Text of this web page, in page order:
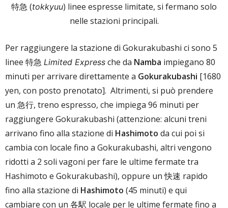
特急 (tokkyuu) linee espresse limitate, si fermano solo
nelle stazioni principali.
Per raggiungere la stazione di Gokurakubashi ci sono 5
linee 特急 Limited Express che da Namba impiegano 80
minuti per arrivare direttamente a Gokurakubashi [1680
yen, con posto prenotato]. Altrimenti, si può prendere
un 急行, treno espresso, che impiega 96 minuti per
raggiungere Gokurakubashi (attenzione: alcuni treni
arrivano fino alla stazione di Hashimoto da cui poi si
cambia con locale fino a Gokurakubashi, altri vengono
ridotti a 2 soli vagoni per fare le ultime fermate tra
Hashimoto e Gokurakubashi), oppure un 快速 rapido
fino alla stazione di Hashimoto (45 minuti) e qui
cambiare con un 各駅 locale per le ultime fermate fino a